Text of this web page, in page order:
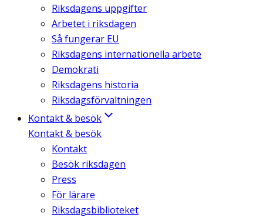
Riksdagens uppgifter
Arbetet i riksdagen
Så fungerar EU
Riksdagens internationella arbete
Demokrati
Riksdagens historia
Riksdagsförvaltningen
Kontakt & besök
Kontakt & besök
Kontakt
Besök riksdagen
Press
För lärare
Riksdagsbiblioteket